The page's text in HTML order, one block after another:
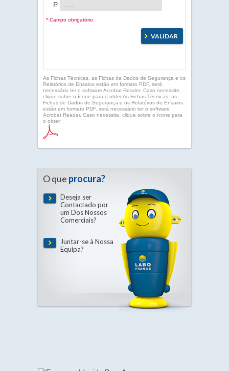
P
* Campo obrigatório
As Fichas Técnicas, as Fichas de Dados de Segurança e os
Relatórios de Ensaios estão em formato PDF, será
necessário ter o software Acrobat Reader. Caso necessite,
clique sobre o ícone para o obter.As Fichas Técnicas, as
Fichas de Dados de Segurança e os Relatórios de Ensaios
estão em formato PDF, será necessário ter o software
Acrobat Reader. Caso necessite, clique sobre o ícone para
o obter.
O que procura?
Deseja ser
Contactado por
um Dos Nossos
Comerciais?
Juntar-se à Nossa
Equipa?